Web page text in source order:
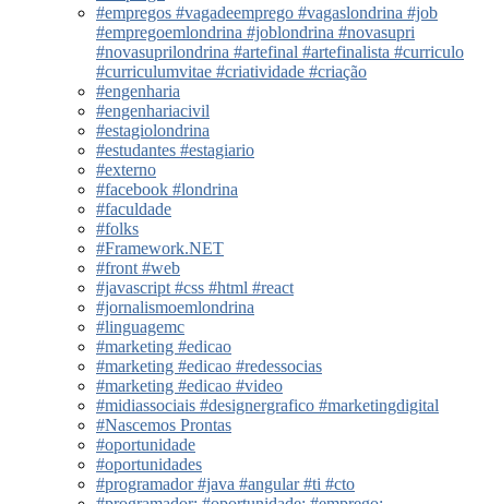
#empregos #vagadeemprego #vagaslondrina #job
#empregoemlondrina #joblondrina #novasupri
#novasuprilondrina #artefinal #artefinalista #curriculo
#curriculumvitae #criatividade #criação
#engenharia
#engenhariacivil
#estagiolondrina
#estudantes #estagiario
#externo
#facebook #londrina
#faculdade
#folks
#Framework.NET
#front #web
#javascript #css #html #react
#jornalismoemlondrina
#linguagemc
#marketing #edicao
#marketing #edicao #redessocias
#marketing #edicao #video
#midiassociais #designergrafico #marketingdigital
#Nascemos Prontas
#oportunidade
#oportunidades
#programador #java #angular #ti #cto